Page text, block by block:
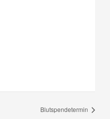
Blutspendetermin